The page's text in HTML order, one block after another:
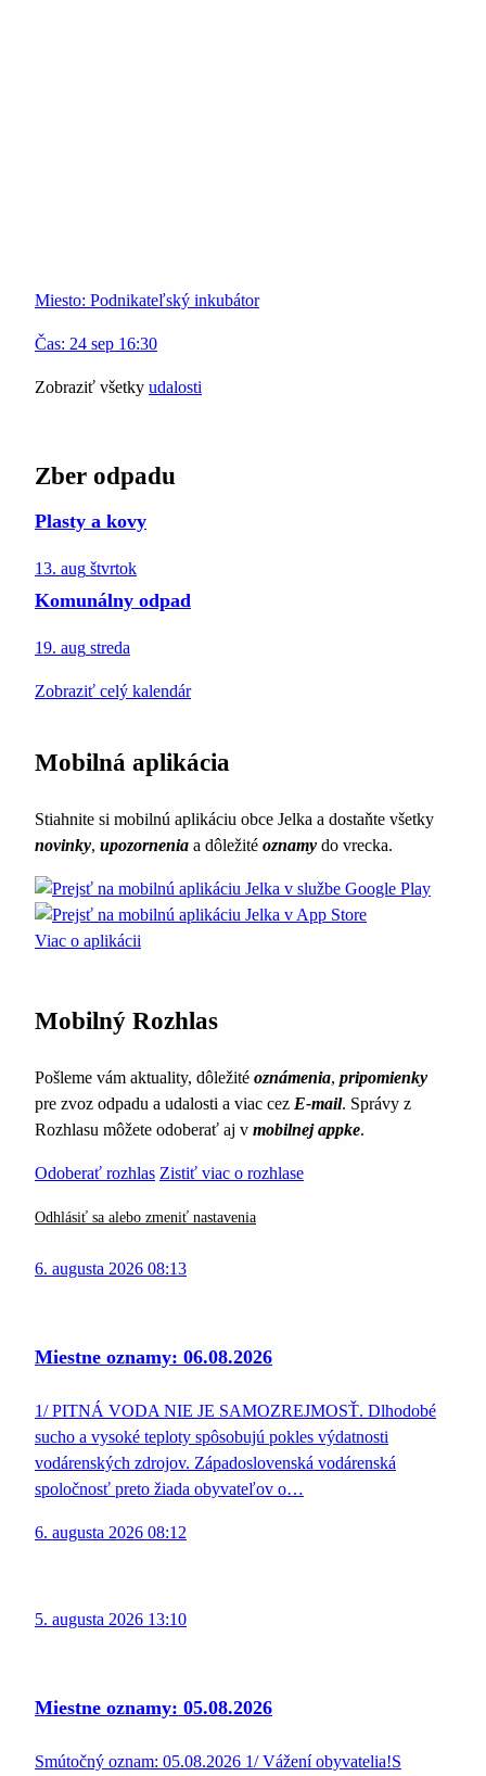
Miesto: Podnikateľský inkubátor
Čas: 24 sep 16:30
Zobraziť všetky udalosti
Zber odpadu
Plasty a kovy
13. aug štvrtok
Komunálny odpad
19. aug streda
Zobraziť celý kalendár
Mobilná aplikácia
Stiahnite si mobilnú aplikáciu obce Jelka a dostaňte všetky
novinky, upozornenia a dôležité oznamy do vrecka.
Viac o aplikácii
Mobilný Rozhlas
Pošleme vám aktuality, dôležité oznámenia, pripomienky
pre zvoz odpadu a udalosti a viac cez E-mail. Správy z
Rozhlasu môžete odoberať aj v mobilnej appke.
Odoberať rozhlas Zistiť viac o rozhlase
Odhlásiť sa alebo zmeniť nastavenia
6. augusta 2026 08:13
Miestne oznamy: 06.08.2026
1/ PITNÁ VODA NIE JE SAMOZREJMOSŤ. Dlhodobé
sucho a vysoké teploty spôsobujú pokles výdatnosti
vodárenských zdrojov. Západoslovenská vodárenská
spoločnosť preto žiada obyvateľov o…
6. augusta 2026 08:12
5. augusta 2026 13:10
Miestne oznamy: 05.08.2026
Smútočný oznam: 05.08.2026 1/ Vážení obyvatelia!S